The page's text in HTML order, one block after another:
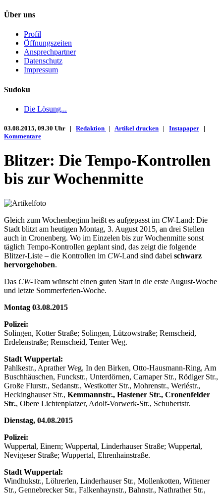
Über uns
Profil
Öffnungszeiten
Ansprechpartner
Datenschutz
Impressum
Sudoku
Die Lösung...
03.08.2015, 09.30 Uhr | Redaktion | Artikel drucken | Instapaper |
Kommentare
Blitzer: Die Tempo-Kontrollen
bis zur Wochenmitte
Gleich zum Wochenbeginn heißt es aufgepasst im CW-Land: Die
Stadt blitzt am heutigen Montag, 3. August 2015, an drei Stellen
auch in Cronenberg. Wo im Einzelen bis zur Wochenmitte sonst
täglich Tempo-Kontrollen geplant sind, das zeigt die folgende
Blitzer-Liste – die Kontrollen im CW-Land sind dabei schwarz
hervorgehoben.
Das CW-Team wünscht einen guten Start in die erste August-Woche
und letzte Sommerferien-Woche.
Montag 03.08.2015
Polizei:
Solingen, Kotter Straße; Solingen, Lützowstraße; Remscheid,
Erdelenstraße; Remscheid, Tenter Weg.
Stadt Wuppertal:
Pahlkestr., Aprather Weg, In den Birken, Otto-Hausmann-Ring, Am
Buschhäuschen, Funckstr., Unterdörnen, Carnaper Str., Rödiger Str.,
Große Flurstr., Sedanstr., Westkotter Str., Mohrenstr., Werléstr.,
Heckinghauser Str., Kemmannstr., Hastener Str., Cronenfelder
Str., Obere Lichtenplatzer, Adolf-Vorwerk-Str., Schubertstr.
Dienstag, 04.08.2015
Polizei:
Wuppertal, Einern; Wuppertal, Linderhauser Straße; Wuppertal,
Nevigeser Straße; Wuppertal, Ehrenhainstraße.
Stadt Wuppertal:
Windhukstr., Löhrerlen, Linderhauser Str., Mollenkotten, Wittener
Str., Gennebrecker Str., Falkenhaynstr., Bahnstr., Nathrather Str.,